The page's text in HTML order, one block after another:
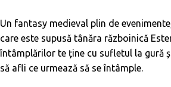
Un fantasy medieval plin de
care este supusă tânăra războinică
întâmplărilor te ține cu sufletul la gură
să afli ce urmează să se întâmple.